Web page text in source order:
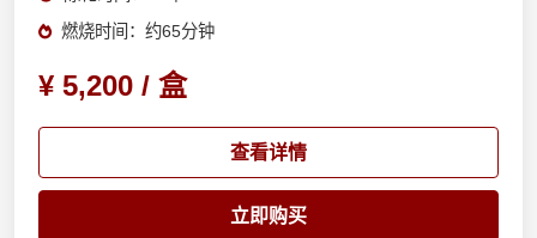
燃烧时间：约65分钟
¥ 5,200 / 盒
查看详情
立即购买